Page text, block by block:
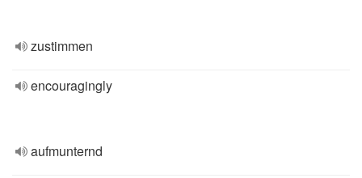
zustimmen
encouragingly
aufmunternd